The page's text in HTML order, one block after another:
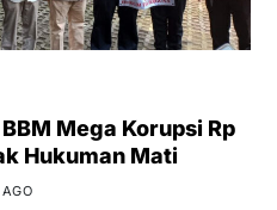
Mega Korupsi Rp
Hukuman Mati